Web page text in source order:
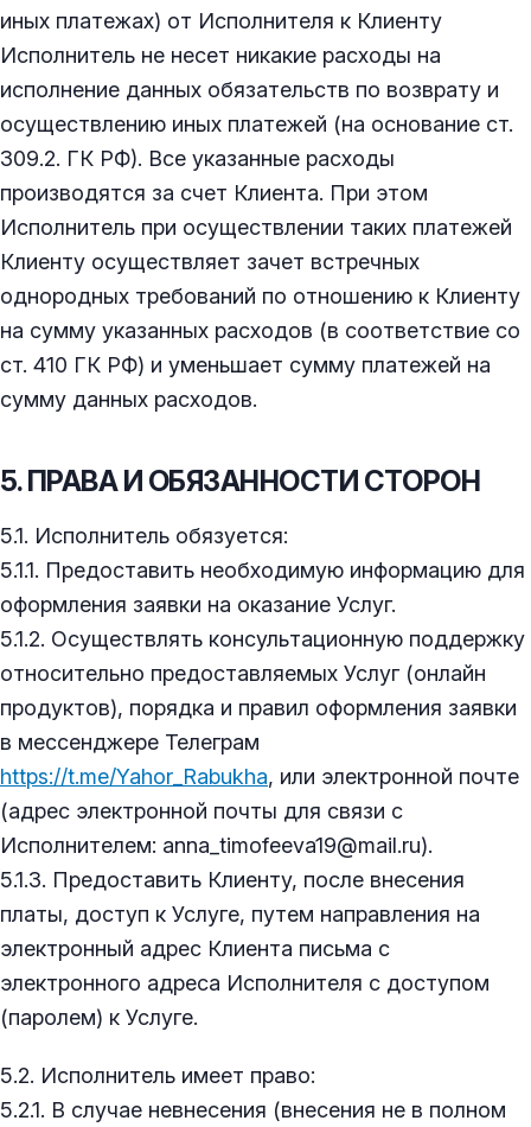
иных платежах) от Исполнителя к Клиенту
Исполнитель не несет никакие расходы на
исполнение данных обязательств по возврату и
осуществлению иных платежей (на основание ст.
309.2. ГК РФ). Все указанные расходы
производятся за счет Клиента. При этом
Исполнитель при осуществлении таких платежей
Клиенту осуществляет зачет встречных
однородных требований по отношению к Клиенту
на сумму указанных расходов (в соответствие со
ст. 410 ГК РФ) и уменьшает сумму платежей на
сумму данных расходов.
5. ПРАВА И ОБЯЗАННОСТИ СТОРОН
5.1. Исполнитель обязуется:
5.1.1. Предоставить необходимую информацию для
оформления заявки на оказание Услуг.
5.1.2. Осуществлять консультационную поддержку
относительно предоставляемых Услуг (онлайн
продуктов), порядка и правил оформления заявки
в мессенджере Телеграм
https://t.me/Yahor_Rabukha, или электронной почте
(адрес электронной почты для связи с
Исполнителем: anna_timofeeva19@mail.ru).
5.1.3. Предоставить Клиенту, после внесения
платы, доступ к Услуге, путем направления на
электронный адрес Клиента письма с
электронного адреса Исполнителя с доступом
(паролем) к Услуге.
5.2. Исполнитель имеет право:
5.2.1. В случае невнесения (внесения не в полном